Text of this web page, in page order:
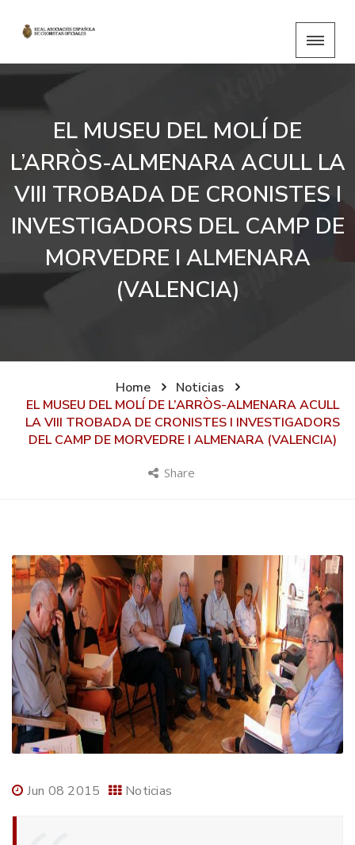
EL MUSEU DEL MOLÍ DE
L’ARRÒS-ALMENARA ACULL LA
VIII TROBADA DE CRONISTES I
INVESTIGADORS DEL CAMP DE
MORVEDRE I ALMENARA
(VALENCIA)
Home
Noticias
EL MUSEU DEL MOLÍ DE L’ARRÒS-ALMENARA ACULL
LA VIII TROBADA DE CRONISTES I INVESTIGADORS
DEL CAMP DE MORVEDRE I ALMENARA (VALENCIA)
Share
Jun 08 2015 Noticias